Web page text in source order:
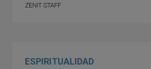
ZENIT STAFF
ESPIRITUALIDAD